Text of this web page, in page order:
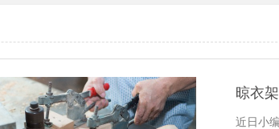
晾衣
近日小